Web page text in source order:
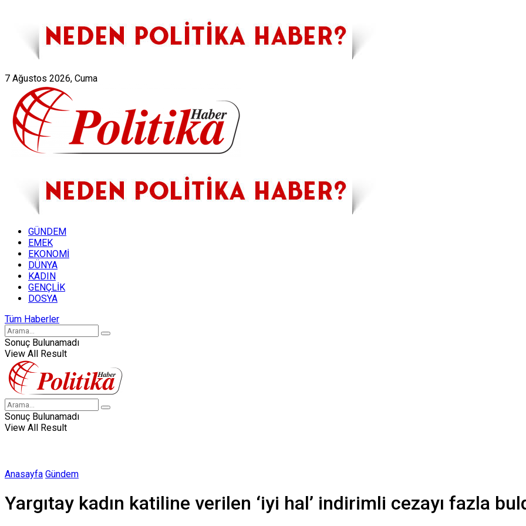
7 Ağustos 2026, Cuma
GÜNDEM
EMEK
EKONOMİ
DÜNYA
KADIN
GENÇLİK
DOSYA
Tüm Haberler
Sonuç Bulunamadı
View All Result
Sonuç Bulunamadı
View All Result
Anasayfa Gündem
Yargıtay kadın katiline verilen ‘iyi hal’ indirimli cezayı fazla